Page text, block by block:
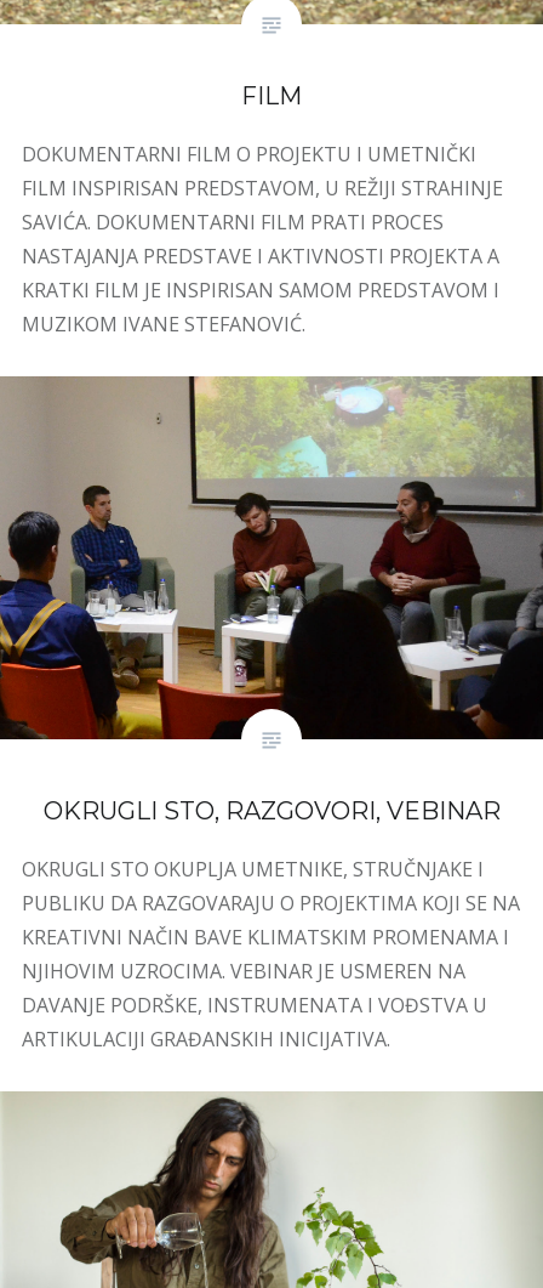
FILM
DOKUMENTARNI FILM O PROJEKTU I UMETNIČKI
FILM INSPIRISAN PREDSTAVOM, U REŽIJI STRAHINJE
SAVIĆA. DOKUMENTARNI FILM PRATI PROCES
NASTAJANJA PREDSTAVE I AKTIVNOSTI PROJEKTA A
KRATKI FILM JE INSPIRISAN SAMOM PREDSTAVOM I
MUZIKOM IVANE STEFANOVIĆ.
OKRUGLI STO, RAZGOVORI, VEBINAR
OKRUGLI STO OKUPLJA UMETNIKE, STRUČNJAKE I
PUBLIKU DA RAZGOVARAJU O PROJEKTIMA KOJI SE NA
KREATIVNI NAČIN BAVE KLIMATSKIM PROMENAMA I
NJIHOVIM UZROCIMA. VEBINAR JE USMEREN NA
DAVANJE PODRŠKE, INSTRUMENATA I VOĐSTVA U
ARTIKULACIJI GRAĐANSKIH INICIJATIVA.